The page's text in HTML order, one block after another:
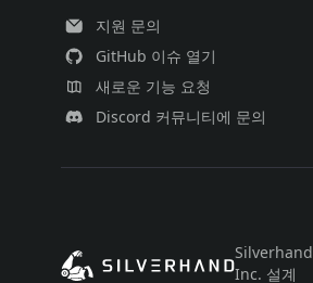
지원 문의
GitHub 이슈 열기
새로운 기능 요청
Discord 커뮤니티에 문의
Silverhand
Inc. 설계